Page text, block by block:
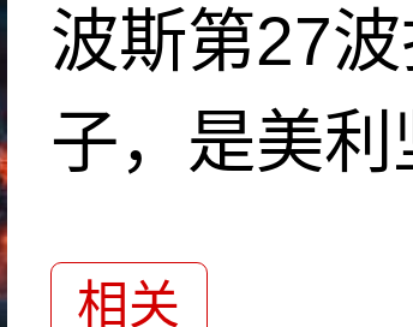
波斯第27
子，是美利
相关